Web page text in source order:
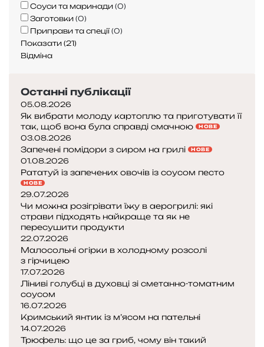
г
к
о
к
у
Соуси та маринади (0)
Заготовки (0)
Приправи та спеції (0)
Показати (21)
Відміна
Останні публікації
05.08.2026
Як вибрати молоду картоплю та приготувати її
так, щоб вона була справді смачною
НОВЕ
03.08.2026
Запечені помідори з сиром на грилі НОВЕ
01.08.2026
Рататуй із запечених овочів із соусом песто
НОВЕ
29.07.2026
Чи можна розігрівати їжу в аерогрилі: які
страви підходять найкраще та як не
пересушити продукти
22.07.2026
Малосольні огірки в холодному розсолі
з гірчицею
17.07.2026
Ліниві голубці в духовці зі сметанно-томатним
соусом
16.07.2026
Кримський янтик із м’ясом на пательні
14.07.2026
Трюфель: що це за гриб, чому він такий